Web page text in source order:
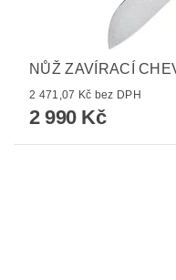
NŮŽ ZAVÍRACÍ
2 471,07 Kč bez DPH
2 990 Kč